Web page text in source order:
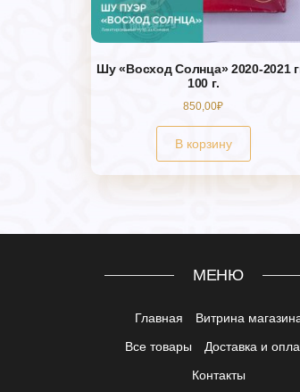
Шу «Восход Солнца» 2020-2021
100 г.
850,00₽
В корзину
МЕНЮ
Главная
Витрина
Все товары
Доставка и
Контакты